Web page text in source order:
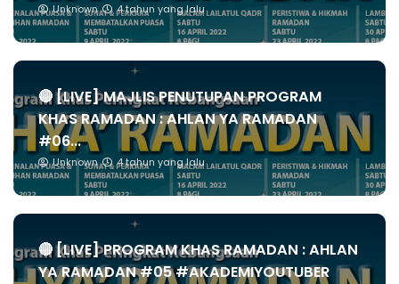
Unknown 4 tahun yang lalu
🔴 [LIVE] MAJLIS PENUTUPAN PROGRAM
KHAS RAMADAN : AHLAN YA RAMADAN
#06...
Unknown 4 tahun yang lalu
🔴 [LIVE] PROGRAM KHAS RAMADAN : AHLAN
YA RAMADAN #05 #AKADEMIYOUTUBER